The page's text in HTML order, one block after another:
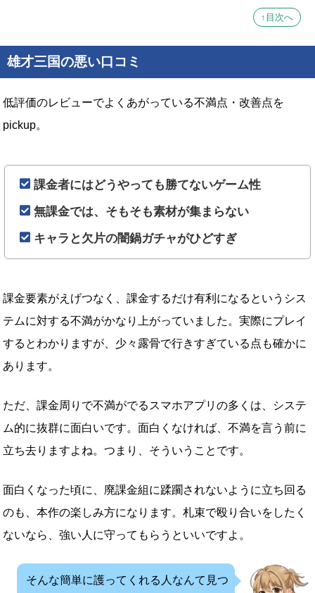
↑目次へ
雄才三国の悪い口コミ
低評価のレビューでよくあがっている不満点・改善点を
pickup。
課金者にはどうやっても勝てないゲーム性
無課金では、そもそも素材が集まらない
キャラと欠片の闇鍋ガチャがひどすぎ
課金要素がえげつなく、課金するだけ有利になるというシス
テムに対する不満がかなり上がっていました。実際にプレイ
するとわかりますが、少々露骨で行きすぎている点も確かに
あります。
ただ、課金周りで不満がでるスマホアプリの多くは、システ
ム的に抜群に面白いです。面白くなければ、不満を言う前に
立ち去りますよね。つまり、そういうことです。
面白くなった頃に、廃課金組に蹂躙されないように立ち回る
のも、本作の楽しみ方になります。札束で殴り合いをしたく
ないなら、強い人に守ってもらうといいですよ。
そんな簡単に護ってくれる人なんて見つ